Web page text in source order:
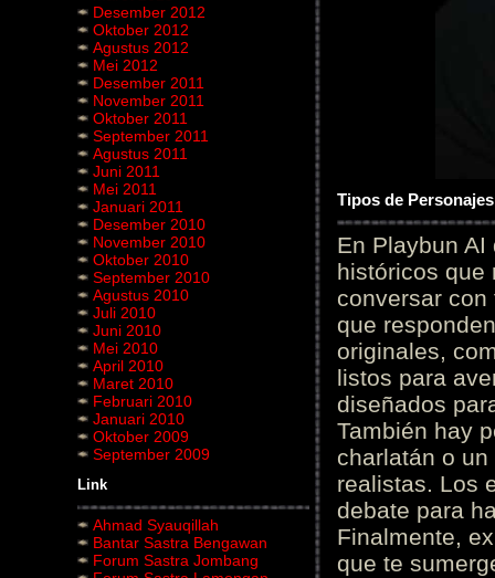
Desember 2012
Oktober 2012
Agustus 2012
Mei 2012
Desember 2011
November 2011
Oktober 2011
September 2011
Agustus 2011
Juni 2011
Mei 2011
Januari 2011
Desember 2010
November 2010
Oktober 2010
September 2010
Agustus 2010
Juli 2010
Juni 2010
Mei 2010
April 2010
Maret 2010
Februari 2010
Januari 2010
Oktober 2009
September 2009
Link
Ahmad Syauqillah
Bantar Sastra Bengawan
Forum Sastra Jombang
Tipos de
En Playbun
históricos que
conversar
que
originales,
listos para
diseñados
También hay
charlatán o
realistas. Los
debate para
Finalmente,
que te